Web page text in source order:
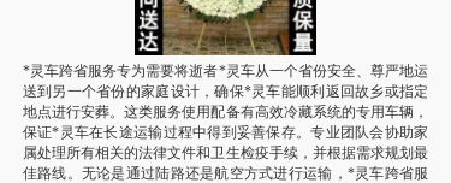
*灵车跨省服务专为需要将逝者*灵车从一个省份安全、尊严地运
送到另一个省份的家庭设计，确保*灵车能顺利返回故乡或指定
地点进行安葬。这类服务使用配备有高效冷藏系统的专用车辆，
保证*灵车在长途运输过程中得到妥善保存。专业团队会协助家
属处理所有相关的法律文件和卫生检疫手续，并根据需求规划最
佳路线。无论是通过陆路还是航空方式进行运输，*灵车跨省服